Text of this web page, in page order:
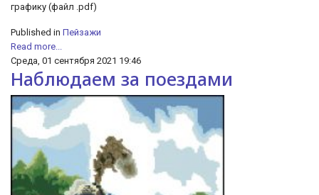
графику (файл .pdf)
Published in Пейзажи
Read more...
Среда, 01 сентября 2021 19:46
Наблюдаем за поездами